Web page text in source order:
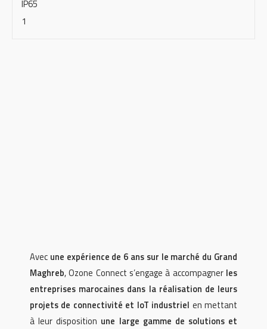
IP65
1
Avec une expérience de 6 ans sur le marché du Grand
Maghreb, Ozone Connect s’engage à accompagner les
entreprises marocaines dans la réalisation de leurs
projets de connectivité et IoT industriel en mettant
à leur disposition une large gamme de solutions et